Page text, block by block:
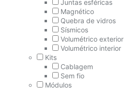
Juntas esféricas
Magnético
Quebra de vidros
Sísmicos
Volumétrico exterior
Volumétrico interior
Kits
Cablagem
Sem fio
Módulos